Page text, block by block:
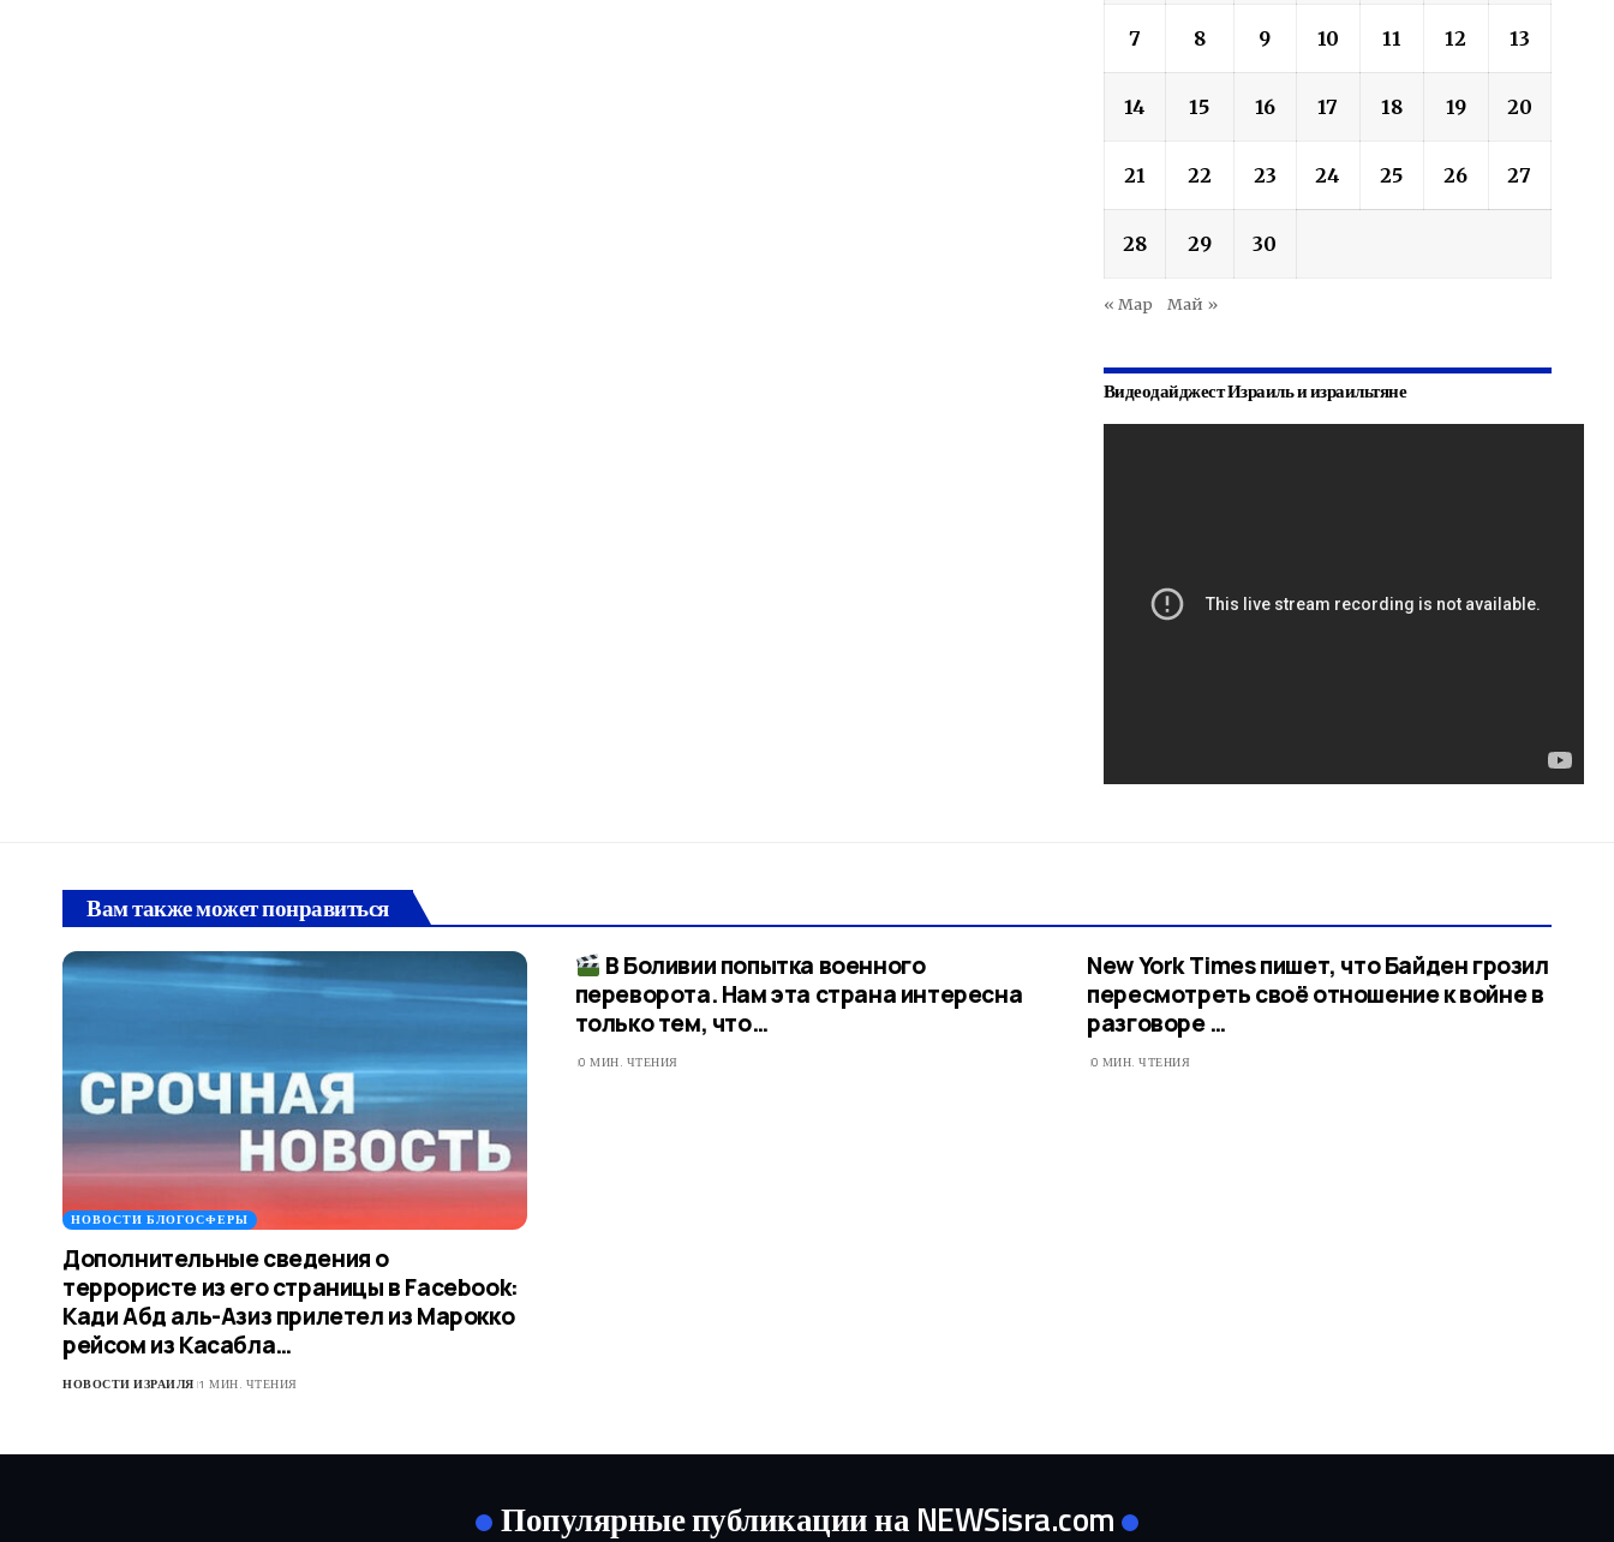
7 8 9 10 11 12 13
14 15 16 17 18 19 20
21 22 23 24 25 26 27
28 29 30
« Мар Май »
Видеодайджест Израиль и израильтяне
Вам также может понравиться
НОВОСТИ БЛОГОСФЕРЫ
Дополнительные сведения о
террористе из его страницы в Facebook:
Кади Абд аль-Азиз прилетел из Марокко
рейсом из Касабла…
НОВОСТИ ИЗРАИЛЯ 1 МИН. ЧТЕНИЯ
В Боливии попытка военного
переворота. Нам эта страна интересна
только тем, что…
0 МИН. ЧТЕНИЯ
New York Times пишет, что Байден грозил
пересмотреть своё отношение к войне в
разговоре …​
0 МИН. ЧТЕНИЯ
Популярные публикации на NEWSisra.com